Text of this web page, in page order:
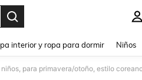
interior y ropa para dormir Niños